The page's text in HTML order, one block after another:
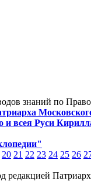
знаний по
и всея Руси
20 21 22 23 24 25 26